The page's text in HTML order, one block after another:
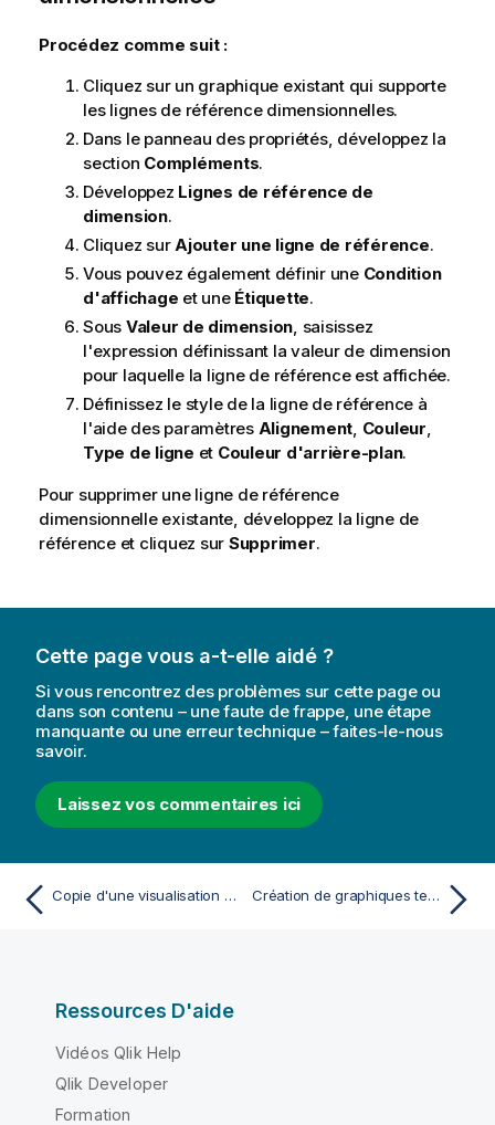
Procédez comme suit :
Cliquez sur un graphique existant qui supporte
les lignes de référence dimensionnelles.
Dans le panneau des propriétés, développez la
section Compléments.
Développez Lignes de référence de
dimension.
Cliquez surAjouter une ligne de référence.
Vous pouvez également définir une Condition
d'affichage et une Étiquette.
Sous Valeur de dimension, saisissez
l'expression définissant la valeur de dimension
pour laquelle la ligne de référence est affichée.
Définissez le style de la ligne de référence à
l'aide des paramètres Alignement, Couleur,
Type de ligne et Couleur d'arrière-plan.
Pour supprimer une ligne de référence
dimensionnelle existante, développez la ligne de
référence et cliquez sur Supprimer.
Cette page vous a-t-elle aidé ?
Si vous rencontrez des problèmes sur cette page ou
dans son contenu – une faute de frappe, une étape
manquante ou une erreur technique – faites-le-nous
savoir.
Laissez vos commentaires ici
Copie d'une visualisation à partir d'une visualisation existante Création de graphiques temporels
Ressources D'aide
Vidéos Qlik Help
Qlik Developer
Formation